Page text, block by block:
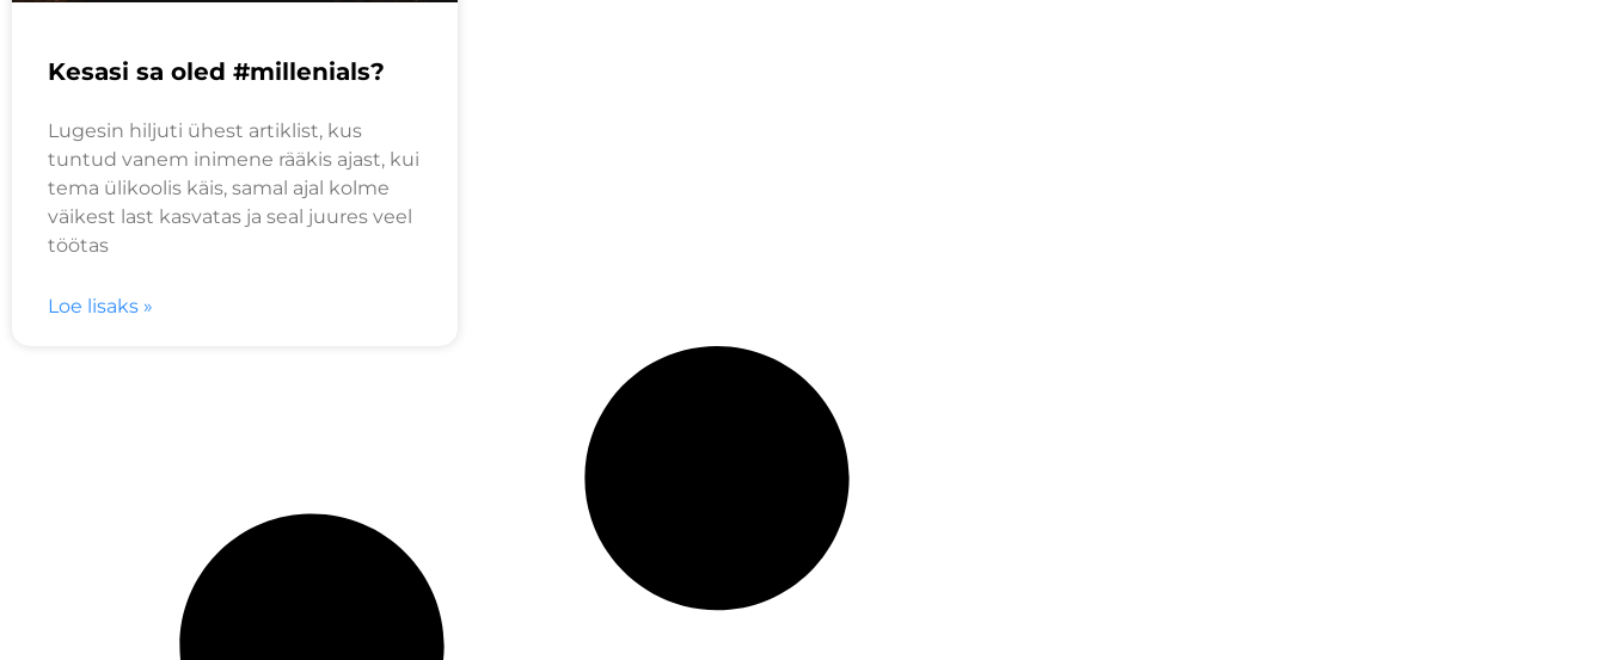
Kesasi sa oled #millenials?
Lugesin hiljuti ühest artiklist, kus
tuntud vanem inimene rääkis ajast, kui
tema ülikoolis käis, samal ajal kolme
väikest last kasvatas ja seal juures veel
töötas
Loe lisaks »